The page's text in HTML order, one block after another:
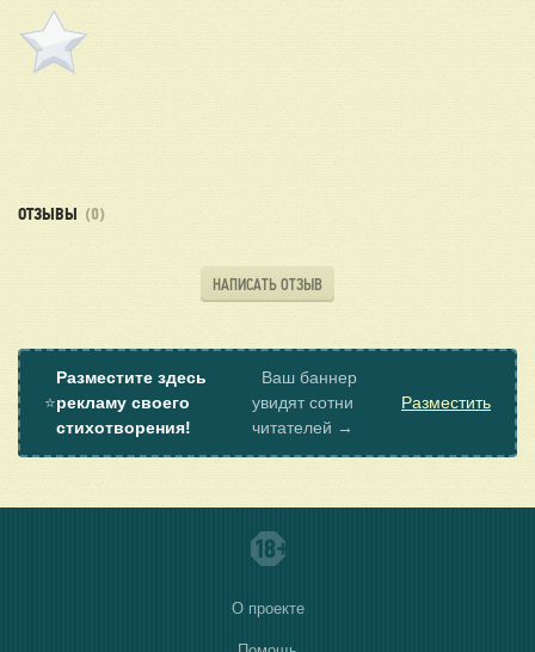
ОТЗЫВЫ (0)
НАПИСАТЬ ОТЗЫВ
⭐
Разместите здесь
рекламу своего
стихотворения!
Ваш баннер
увидят сотни
читателей →
Разместить
О проекте